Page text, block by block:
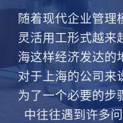
随着现代企业管理
灵活用工形式越来
海这样经济发达的
对于上海的公司来
为了一个必要的步
中往往遇到许多